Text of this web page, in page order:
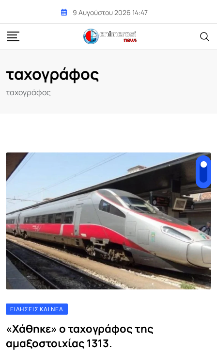
content
9 Αυγούστου 2026 14:47
ταχογράφος
ταχογράφος
ΕΙΔΉΣΕΙΣ ΚΑΙ ΝΈΑ
«Χάθηκε» ο ταχογράφος της
αμαξοστοιχίας 1313.